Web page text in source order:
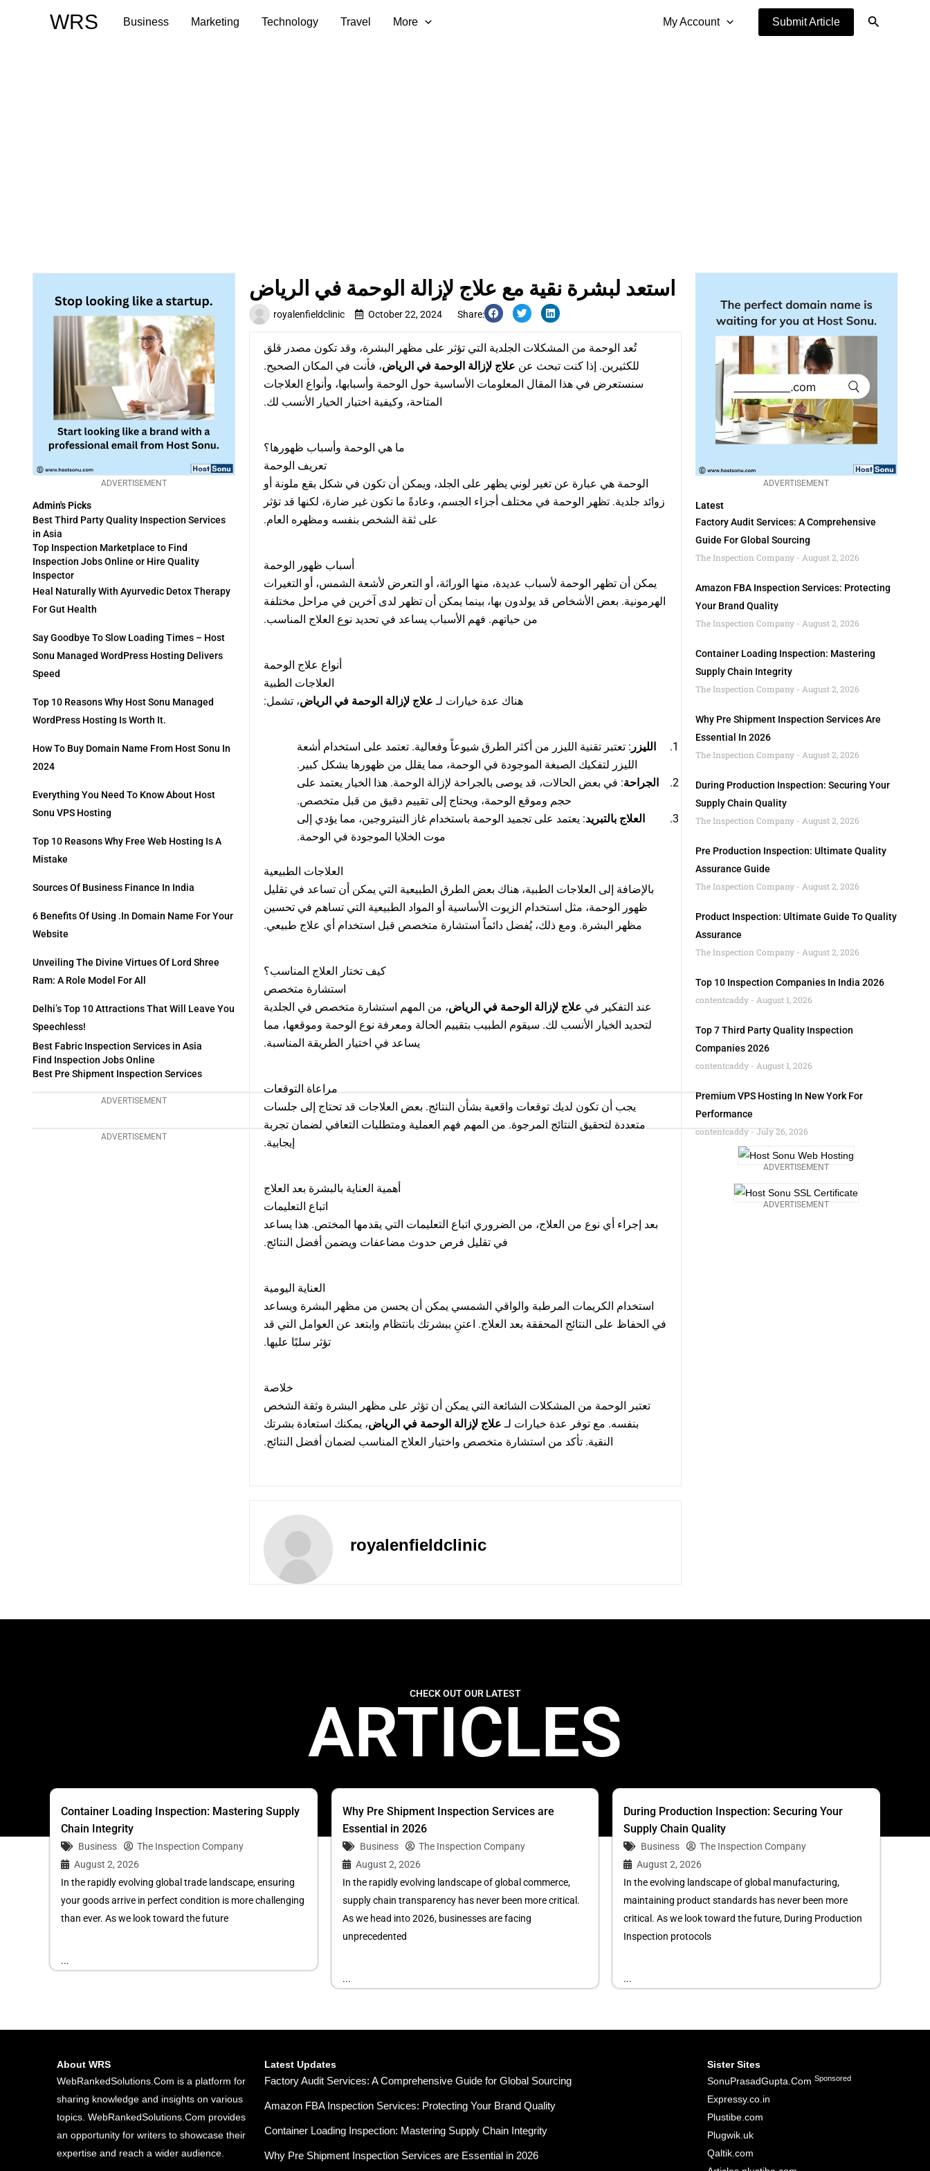
WRS Business Marketing Technology Travel More My Account Submit Article Search
ADVERTISEMENT
Admin's Picks
Best Third Party Quality Inspection Services
in Asia
Top Inspection Marketplace to Find
Inspection Jobs Online or Hire Quality
Inspector
Heal Naturally With Ayurvedic Detox Therapy
For Gut Health
Say Goodbye To Slow Loading Times – Host
Sonu Managed WordPress Hosting Delivers
Speed
Top 10 Reasons Why Host Sonu Managed
WordPress Hosting Is Worth It.
How To Buy Domain Name From Host Sonu In
2024
Everything You Need To Know About Host
Sonu VPS Hosting
Top 10 Reasons Why Free Web Hosting Is A
Mistake
Sources Of Business Finance In India
6 Benefits Of Using .in Domain Name For Your
Website
Unveiling The Divine Virtues Of Lord Shree
Ram: A Role Model For All
Delhi’s Top 10 Attractions That Will Leave You
Speechless!
Best Fabric Inspection Services in Asia
Find Inspection Jobs Online
Best Pre Shipment Inspection Services
ADVERTISEMENT
ADVERTISEMENT
royalenfieldclinic October 22, 2024 Share:
استعد لبشرة نقية مع علاج لإزالة الوحمة في الرياض
تُعد الوحمة من المشكلات الجلدية التي تؤثر على مظهر البشرة، وقد تكون مصدر قلق
للكثيرين. إذا كنت تبحث عن علاج لإزالة الوحمة في الرياض، فأنت في المكان الصحيح.
سنستعرض في هذا المقال المعلومات الأساسية حول الوحمة وأسبابها، وأنواع العلاجات
المتاحة، وكيفية اختيار الخيار الأنسب لك.
ما هي الوحمة وأسباب ظهورها؟
تعريف الوحمة
الوحمة هي عبارة عن تغير لوني يظهر على الجلد، ويمكن أن تكون في شكل بقع ملونة أو
زوائد جلدية. تظهر الوحمة في مختلف أجزاء الجسم، وعادةً ما تكون غير ضارة، لكنها قد تؤثر
على ثقة الشخص بنفسه ومظهره العام.
أسباب ظهور الوحمة
يمكن أن تظهر الوحمة لأسباب عديدة، منها الوراثة، أو التعرض لأشعة الشمس، أو التغيرات
الهرمونية. بعض الأشخاص قد يولدون بها، بينما يمكن أن تظهر لدى آخرين في مراحل مختلفة
من حياتهم. فهم الأسباب يساعد في تحديد نوع العلاج المناسب.
أنواع علاج الوحمة
العلاجات الطبية
هناك عدة خيارات لـ علاج لإزالة الوحمة في الرياض، تشمل:
الليزر : تعتبر تقنية الليزر من أكثر الطرق شيوعاً وفعالية. تعتمد على استخدام أشعة
الليزر لتفكيك الصبغة الموجودة في الوحمة، مما يقلل من ظهورها بشكل كبير.
الجراحة: في بعض الحالات، قد يوصى بالجراحة لإزالة الوحمة. هذا الخيار يعتمد على
حجم وموقع الوحمة، ويحتاج إلى تقييم دقيق من قبل متخصص.
العلاج بالتبريد: يعتمد على تجميد الوحمة باستخدام غاز النيتروجين، مما يؤدي إلى
موت الخلايا الموجودة في الوحمة.
العلاجات الطبيعية
بالإضافة إلى العلاجات الطبية، هناك بعض الطرق الطبيعية التي يمكن أن تساعد في تقليل
ظهور الوحمة، مثل استخدام الزيوت الأساسية أو المواد الطبيعية التي تساهم في تحسين
مظهر البشرة. ومع ذلك، يُفضل دائماً استشارة متخصص قبل استخدام أي علاج طبيعي.
كيف تختار العلاج المناسب؟
استشارة متخصص
عند التفكير في علاج لإزالة الوحمة في الرياض، من المهم استشارة متخصص في الجلدية
لتحديد الخيار الأنسب لك. سيقوم الطبيب بتقييم الحالة ومعرفة نوع الوحمة وموقعها، مما
يساعد في اختيار الطريقة المناسبة.
مراعاة التوقعات
يجب أن تكون لديك توقعات واقعية بشأن النتائج. بعض العلاجات قد تحتاج إلى جلسات
متعددة لتحقيق النتائج المرجوة. من المهم فهم العملية ومتطلبات التعافي لضمان تجربة
إيجابية.
أهمية العناية بالبشرة بعد العلاج
اتباع التعليمات
بعد إجراء أي نوع من العلاج، من الضروري اتباع التعليمات التي يقدمها المختص. هذا يساعد
في تقليل فرص حدوث مضاعفات ويضمن أفضل النتائج.
العناية اليومية
استخدام الكريمات المرطبة والواقي الشمسي يمكن أن يحسن من مظهر البشرة ويساعد
في الحفاظ على النتائج المحققة بعد العلاج. اعتنِ ببشرتك بانتظام وابتعد عن العوامل التي قد
تؤثر سلبًا عليها.
خلاصة
تعتبر الوحمة من المشكلات الشائعة التي يمكن أن تؤثر على مظهر البشرة وثقة الشخص
بنفسه. مع توفر عدة خيارات لـ علاج لإزالة الوحمة في الرياض، يمكنك استعادة بشرتك
النقية. تأكد من استشارة متخصص واختيار العلاج المناسب لضمان أفضل النتائج.
royalenfieldclinic
ADVERTISEMENT
Latest
Factory Audit Services: A Comprehensive
Guide For Global Sourcing
The Inspection Company
August 2, 2026
Amazon FBA Inspection Services: Protecting
Your Brand Quality
The Inspection Company
August 2, 2026
Container Loading Inspection: Mastering
Supply Chain Integrity
The Inspection Company
August 2, 2026
Why Pre Shipment Inspection Services Are
Essential In 2026
The Inspection Company
August 2, 2026
During Production Inspection: Securing Your
Supply Chain Quality
The Inspection Company
August 2, 2026
Pre Production Inspection: Ultimate Quality
Assurance Guide
The Inspection Company
August 2, 2026
Product Inspection: Ultimate Guide To Quality
Assurance
The Inspection Company
August 2, 2026
Top 10 Inspection Companies In India 2026
contentcaddy
August 1, 2026
Top 7 Third Party Quality Inspection
Companies 2026
contentcaddy
August 1, 2026
Premium VPS Hosting In New York For
Performance
contentcaddy
July 26, 2026
ADVERTISEMENT
ADVERTISEMENT
CHECK OUT OUR LATEST
ARTICLES
Container Loading Inspection: Mastering Supply
Chain Integrity
Business
The Inspection Company
August 2, 2026
In the rapidly evolving global trade landscape, ensuring
your goods arrive in perfect condition is more challenging
than ever. As we look toward the future
...
Why Pre Shipment Inspection Services are
Essential in 2026
Business
The Inspection Company
August 2, 2026
In the rapidly evolving landscape of global commerce,
supply chain transparency has never been more critical.
As we head into 2026, businesses are facing
unprecedented
...
During Production Inspection: Securing Your
Supply Chain Quality
Business
The Inspection Company
August 2, 2026
In the evolving landscape of global manufacturing,
maintaining product standards has never been more
critical. As we look toward the future, During Production
Inspection protocols
...
About WRS
WebRankedSolutions.Com is a platform for
sharing knowledge and insights on various
topics. WebRankedSolutions.Com provides
an opportunity for writers to showcase their
expertise and reach a wider audience.
Latest Updates
Factory Audit Services: A Comprehensive Guide for Global Sourcing
Amazon FBA Inspection Services: Protecting Your Brand Quality
Container Loading Inspection: Mastering Supply Chain Integrity
Why Pre Shipment Inspection Services are Essential in 2026
Sister Sites
SonuPrasadGupta.Com Sponsored
Expressy.co.in
Plustibe.com
Plugwik.uk
Qaltik.com